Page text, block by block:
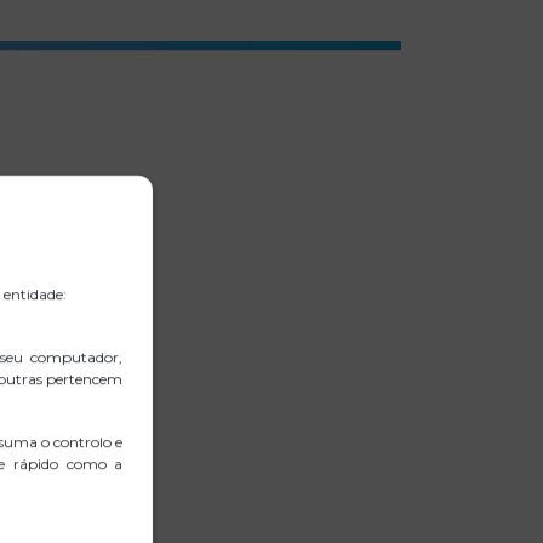
computador,
pertencem
o controlo e
rápido como a